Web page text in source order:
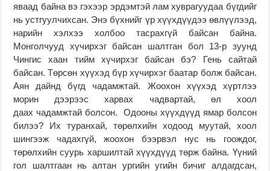
яваад байна вэ гэхээр эрдэмтэй лам хуврагуудаа бүгдийг
нь устгуулчихсан. Энэ бүхнийг үр хүүхдүүдээ өвлүүлээд,
нарийн хэлхээ холбоо тасрахгүй байсан байна.
Монголчууд хүчирхэг байсан шалтган бол 13-р зуунд
Чингис хаан тийм хүчирхэг байсан бэ? Гень сайтай
байсан. Төрсөн хүүхэд бүр хүчирхэг баатар болж байсан.
Аян дайнд бүгд чадамжтай. Жоохон хүүхэд хүртлээ
морин дээрээс харвах чадвартай, өл хоол
даах чадамжтай болсон. Одооны хүүхдүүд ямар болсон
билээ? Их туранхай, төрөлхийн ходоод муутай, хоол
шингээж чадахгүй, жоохон бээрвэл нус нь гоождог,
төрөлхийн суурь харшилтай хүүхдүүд төрж байна. Үүний
гол шалтгаан нь алтан ургийн угийн бичиг алдагдсан,